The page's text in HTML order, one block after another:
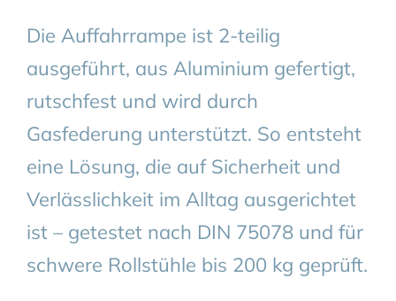
Die Auffahrrampe ist 2-teilig
ausgeführt, aus Aluminium gefertigt,
rutschfest und wird durch
Gasfederung unterstützt. So entsteht
eine Lösung, die auf Sicherheit und
Verlässlichkeit im Alltag ausgerichtet
ist – getestet nach DIN 75078 und für
schwere Rollstühle bis 200 kg geprüft.